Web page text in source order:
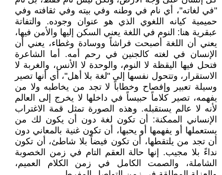
"في لغاته"، أي نام في وطنه وفي بيته وفي ثقافته وفي
حميمية كيانه اللغوي الذي هو عنوان وجوده. والتفاتة
عبقرية هنا: النوم في اللغة يعني السكن إليها والأمن فيها،
يعني أن اللغة أصبحت فراشاً ووسادة وغطاء، يعني أن
الإنسان في لغته كالجنين في رحم أمه. أما الشاعرة
فتحل فيها اليقظة لا النوم، والوحدة لا الأنس، والغربة لا
الاستقرار، وتتحول نفسها إلى "لغة بلا أهل"، أي أنها تصير
وسيلة تعبير وإفصاح وخطاباً لا تجد من يخاطبه ولا من
يفهمه، تصير كلاماً حبيساً في داخلها لا يخرج إلى العالم
لأنه لا عالم يستقبله. وهذه الصورة تمثل قمة الاغتراب
الإنساني الممكنة: أن تكون لغة دون أن يكون لك من
يستعملها أو يفهمها أو يحبها، أن تكون غنية بالمعاني دون
أن تجد من يلتقطها، أن تكون فيضاً بلا شاطئ، أن تكون
نداءً بلا مجيب. إنها حالة العقم التام في زمن الخصوبة
الشاملة، والصمت الكامل في زمن الكلام العميم،